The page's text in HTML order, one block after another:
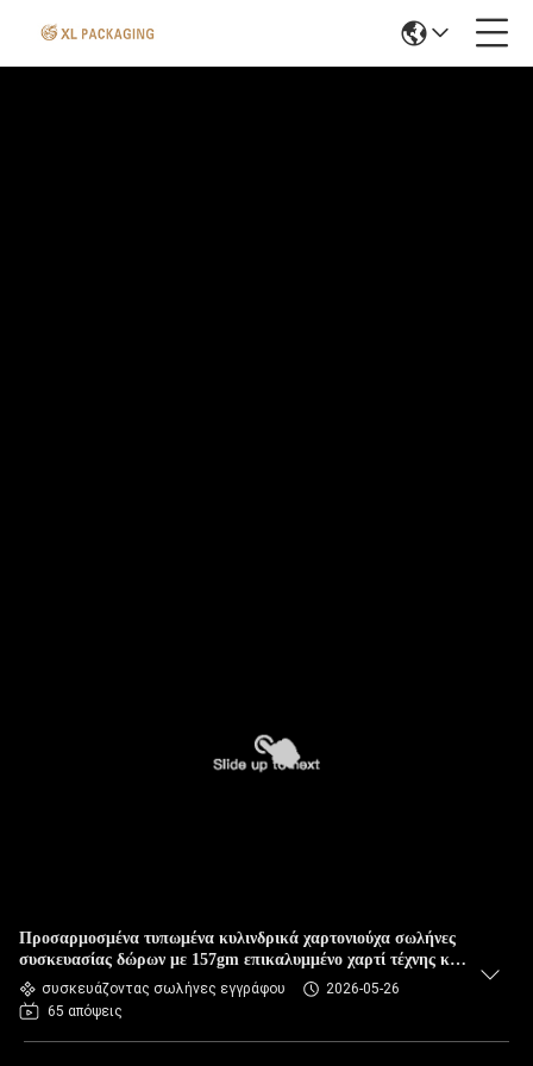
Προσαρμοσμένα τυπωμένα κυλινδρικά χαρτονιούχα σωλήνες
συσκευασίας δώρων με 157gm επικαλυμμένο χαρτί τέχνης και
μαύρο λαβή σχοινί βαμβακιού
συσκευάζοντας σωλήνες εγγράφου
2026-05-26
65 απόψεις